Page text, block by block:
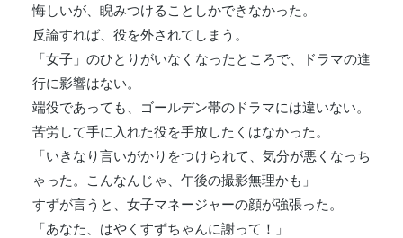
悔しいが、睨みつけることしかできなかった。
反論すれば、役を外されてしまう。
「女子」のひとりがいなくなったところで、ドラマの進
行に影響はない。
端役であっても、ゴールデン帯のドラマには違いない。
苦労して手に入れた役を手放したくはなかった。
「いきなり言いがかりをつけられて、気分が悪くなっち
ゃった。こんなんじゃ、午後の撮影無理かも」
すずが言うと、女子マネージャーの顔が強張った。
「あなた、はやくすずちゃんに謝って！」